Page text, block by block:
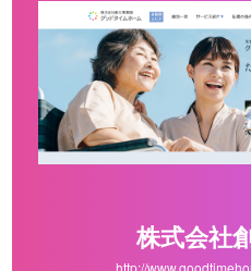
株式会社